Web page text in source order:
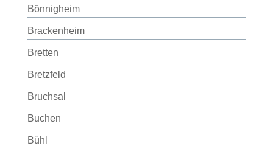
Bönnigheim
Brackenheim
Bretten
Bretzfeld
Bruchsal
Buchen
Bühl